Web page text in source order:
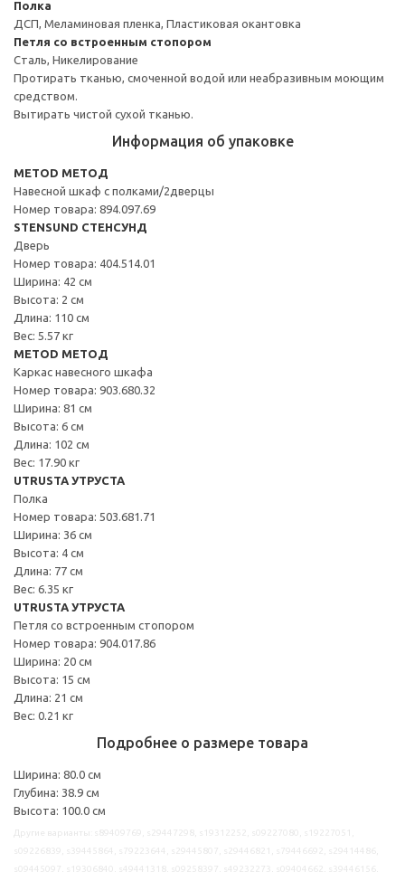
Полка
ДСП, Меламиновая пленка, Пластиковая окантовка
Петля со встроенным стопором
Сталь, Никелирование
Протирать тканью, смоченной водой или неабразивным моющим
средством.
Вытирать чистой сухой тканью.
Информация об упаковке
METOD МЕТОД
Навесной шкаф с полками/2дверцы
Номер товара: 894.097.69
STENSUND СТЕНСУНД
Дверь
Номер товара: 404.514.01
Ширина: 42 см
Высота: 2 см
Длина: 110 см
Вес: 5.57 кг
METOD МЕТОД
Каркас навесного шкафа
Номер товара: 903.680.32
Ширина: 81 см
Высота: 6 см
Длина: 102 см
Вес: 17.90 кг
UTRUSTA УТРУСТА
Полка
Номер товара: 503.681.71
Ширина: 36 см
Высота: 4 см
Длина: 77 см
Вес: 6.35 кг
UTRUSTA УТРУСТА
Петля со встроенным стопором
Номер товара: 904.017.86
Ширина: 20 см
Высота: 15 см
Длина: 21 см
Вес: 0.21 кг
Подробнее о размере товара
Ширина: 80.0 см
Глубина: 38.9 см
Высота: 100.0 см